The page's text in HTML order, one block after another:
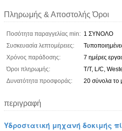
Πληρωμής & Αποστολής Όροι
Ποσότητα παραγγελίας min: 1 ΣΥΝΟΛΟ
Συσκευασία λεπτομέρειες:
Χρόνος παράδοσης:
7 ημέρες
Όροι πληρωμής:
T/T, L/C,
Δυνατότητα προσφοράς:
20 σύνολα το
περιγραφή
Υδροστατική μηχανή δοκιμής